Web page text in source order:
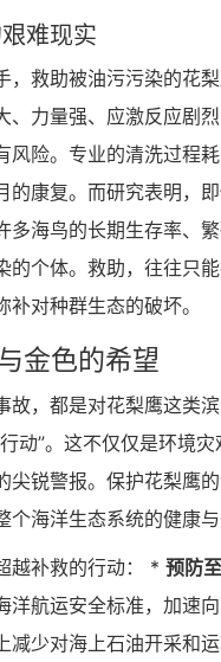
难现实
，救助被油污污染的花
、力量强、应激反应剧
风险。专业的清洗过程耗
的康复。而研究表明，
多海鸟的长期生存率、
的个体。救助，往往只
对种群生态的破坏。
金色的希望
故，都是对花梨鹰这类
动”。这不仅仅是环境灾
尖锐警报。保护花梨鹰
个海洋生态系统的健康与
越补救的行动： * 预防
洋航运安全标准，加速
减少对海上石油开采和